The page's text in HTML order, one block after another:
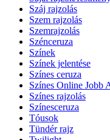
Száj rajzolás
Szem rajzolás
Szemrajzolás
Szénceruza
Színek
Színek jelentése
Színes ceruza
Színes Online Jobb
Színes rajzolás
Színesceruza
Tóusok
Tündér rajz